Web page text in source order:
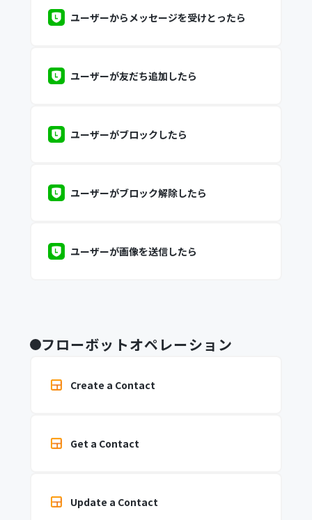
ユーザーからメッセージを受けとったら
ユーザーが友だち追加したら
ユーザーがブロックしたら
ユーザーがブロック解除したら
ユーザーが画像を送信したら
フローボットオペレーション
Create a Contact
Get a Contact
Update a Contact